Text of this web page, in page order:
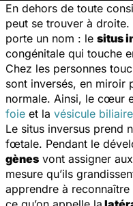
En dehors de toute
peut se trouver à
porte un nom : le situs
congénitale qui touche
Chez les personnes
sont inversés, en miroir
normale. Ainsi, le cœur
foie et la vésicule biliaire
Le situs inversus prend
fœtale. Pendant le
gènes vont assigner
mesure qu’ils
apprendre à reconnaître